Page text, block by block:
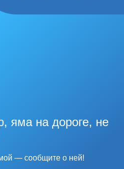
яма на дороге, не
— сообщите о ней!